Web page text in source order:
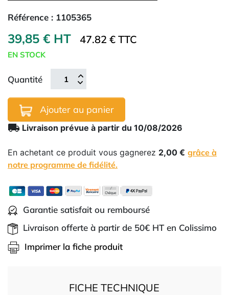
Référence : 1105365
39,85 € HT 47.82 € TTC
EN STOCK
Quantité
Ajouter au panier
local_shipping Livraison prévue à partir du 10/08/2026
En achetant ce produit vous gagnerez 2,00 € grâce à
notre programme de fidélité.
Garantie satisfait ou remboursé
Livraison offerte à partir de 50€ HT en Colissimo
Imprimer la fiche produit
FICHE TECHNIQUE